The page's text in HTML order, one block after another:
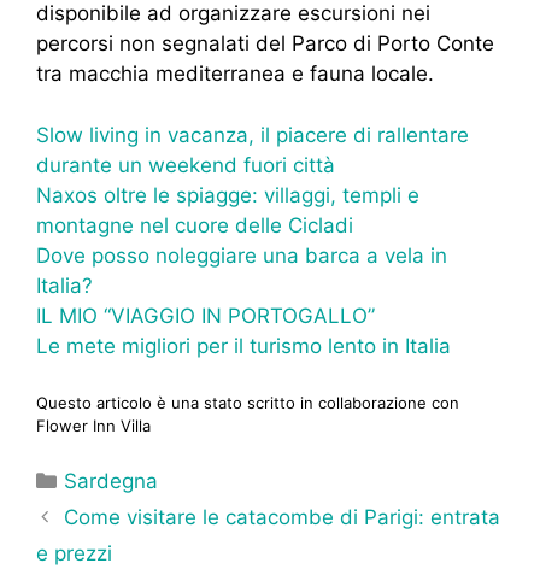
disponibile ad organizzare escursioni nei
percorsi non segnalati del Parco di Porto Conte
tra macchia mediterranea e fauna locale.
Slow living in vacanza, il piacere di rallentare
durante un weekend fuori città
Naxos oltre le spiagge: villaggi, templi e
montagne nel cuore delle Cicladi
Dove posso noleggiare una barca a vela in
Italia?
IL MIO “VIAGGIO IN PORTOGALLO”
Le mete migliori per il turismo lento in Italia
Questo articolo è una stato scritto in collaborazione con
Flower Inn Villa
Categorie
Sardegna
Come visitare le catacombe di Parigi: entrata
e prezzi